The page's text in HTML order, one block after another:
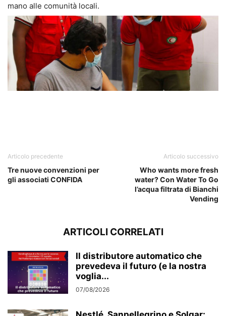
mano alle comunità locali.
Articolo precedente
Tre nuove convenzioni per
gli associati CONFIDA
Articolo successivo
Who wants more fresh
water? Con Water To Go
l’acqua filtrata di Bianchi
Vending
ARTICOLI CORRELATI
Il distributore automatico che
prevedeva il futuro (e la nostra
voglia...
07/08/2026